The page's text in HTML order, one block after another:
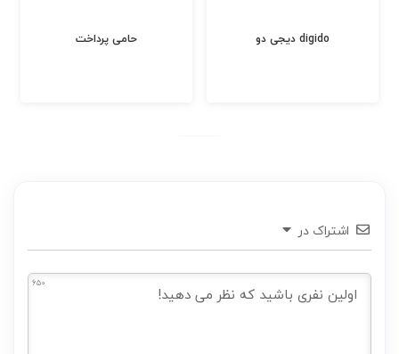
حامی پرداخت دیجی دو digido
اشتراک در
650